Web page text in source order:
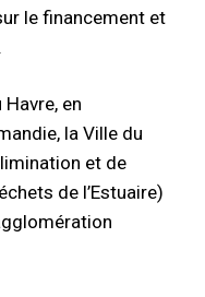
le financement et
en
la Ville du
et de
de l’Estuaire)